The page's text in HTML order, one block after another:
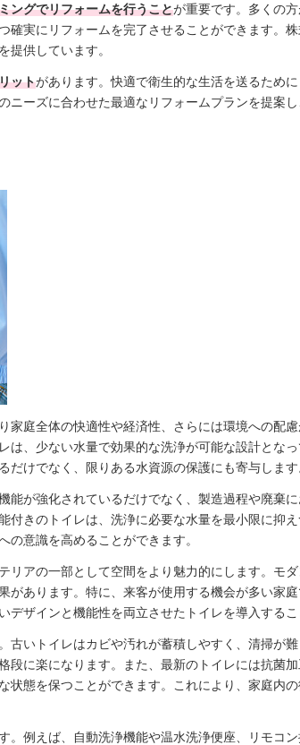
ングでリフォームを行うことが重要です。多くの
確実にリフォームを完了させることができます。
提供しています。
ットがあります。快適で衛生的な生活を送るため
ニーズに合わせた最適なリフォームプランを提案
家庭全体の快適性や経済性、さらには環境への配
は、少ない水量で効果的な洗浄が可能な設計とな
けでなく、限りある水資源の保護にも寄与します
能が強化されているだけでなく、製造過程や廃棄
付きのトイレは、洗浄に必要な水量を最小限に抑
意識を高めることができます。
リアの一部として空間をより魅力的にします。モ
があります。特に、来客が使用する機会が多い家
ザインと機能性を両立させたトイレを導入する
古いトイレはカビや汚れが蓄積しやすく、清掃が
段に楽になります。また、最新のトイレには抗菌
状態を保つことができます。これにより、家庭内
。例えば、自動洗浄機能や温水洗浄便座、リモコ